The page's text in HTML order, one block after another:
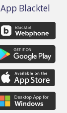
App Blacktel